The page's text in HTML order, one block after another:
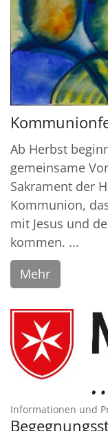
Ab Herbst
gemeinsame
Sakrament der
Kommunion,
mit Jesus und
kommen. ...
Mehr
Informationen und